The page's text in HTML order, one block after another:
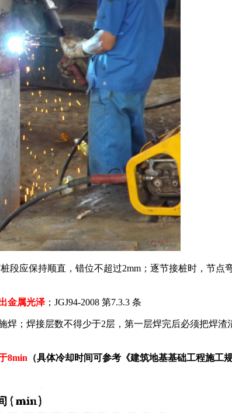
应保持顺直，错位不超过2mm；逐节接桩时，节点
金属光泽；JGJ94-2008 第7.3.3 条
；焊接层数不得少于2层，第一层焊完后必须把焊
8min （具体冷却时间可参考《建筑地基基础工程施工规